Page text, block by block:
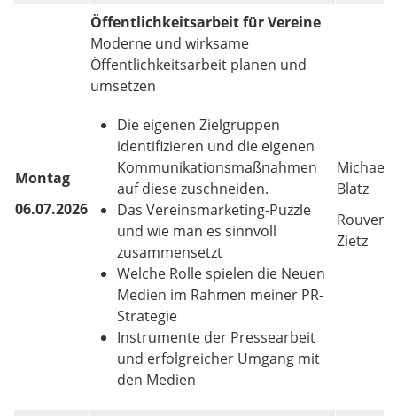
Montag
06.07.2026
Öffentlichkeitsarbeit für Vereine
Moderne und wirksame
Öffentlichkeitsarbeit planen und
umsetzen
Die eigenen Zielgruppen
identifizieren und die eigenen
Kommunikationsmaßnahmen
auf diese zuschneiden.
Das Vereinsmarketing-Puzzle
und wie man es sinnvoll
zusammensetzt
Welche Rolle spielen die Neuen
Medien im Rahmen meiner PR-
Strategie
Instrumente der Pressearbeit
und erfolgreicher Umgang mit
den Medien
Michael
Blatz
Rouven
Zietz